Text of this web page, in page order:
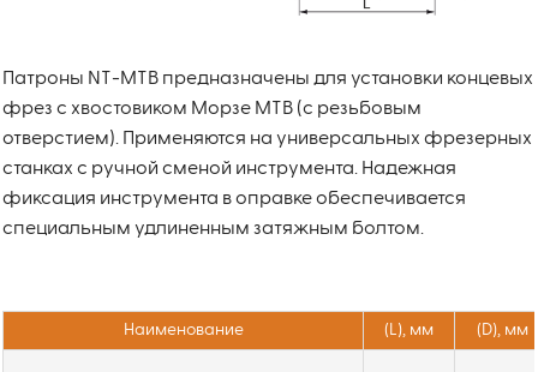
Патроны NT-MTB предназначены для установки концевых
фрез с хвостовиком Морзе MTB (с резьбовым
отверстием). Применяются на универсальных фрезерных
станках с ручной сменой инструмента. Надежная
фиксация инструмента в оправке обеспечивается
специальным удлиненным затяжным болтом.
Наименование (L), мм (D), мм